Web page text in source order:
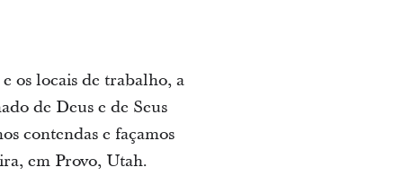
os locais de trabalho, a
de Deus e de Seus
contendas e façamos
em Provo, Utah.